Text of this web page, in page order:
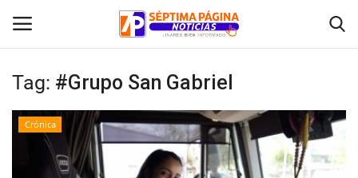
Inicio
Crónica
Tag: #Grupo San Gabriel
Crónica